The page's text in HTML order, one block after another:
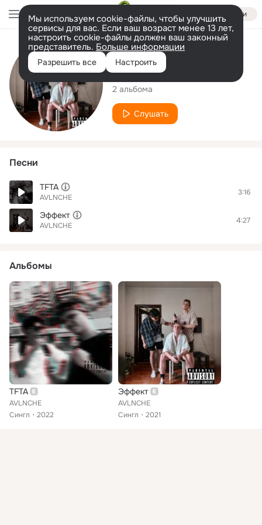
Войти
Мы используем cookie-файлы, чтобы улучшить
сервисы для вас. Если ваш возраст менее 13 лет,
настроить cookie-файлы должен ваш законный
представитель. Больше информации
Разрешить все Настроить
Исполнитель
AVLNCHE
2 альбома
Слушать
Песни
TFTA
AVLNCHE
3:16
Эффект
AVLNCHE
4:27
Альбомы
TFTA
AVLNCHE
Сингл
2022
Эффект
AVLNCHE
Сингл
2021